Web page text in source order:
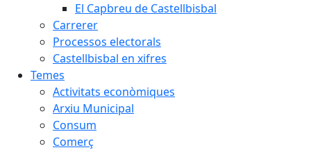
El Capbreu de Castellbisbal
Carrerer
Processos electorals
Castellbisbal en xifres
Temes
Activitats econòmiques
Arxiu Municipal
Consum
Comerç